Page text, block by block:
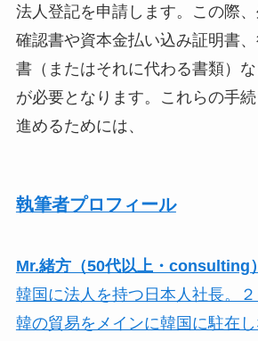
法人登記を申請します。この際
確認書や資本金払い込み証明書
書（またはそれに代わる書類）
が必要となります。これらの手
進めるためには、
執筆者プロフィール
Mr.緒方（50代以上・consulting）
韓国に法人を持つ日本人社長。
韓の貿易をメインに韓国に駐在